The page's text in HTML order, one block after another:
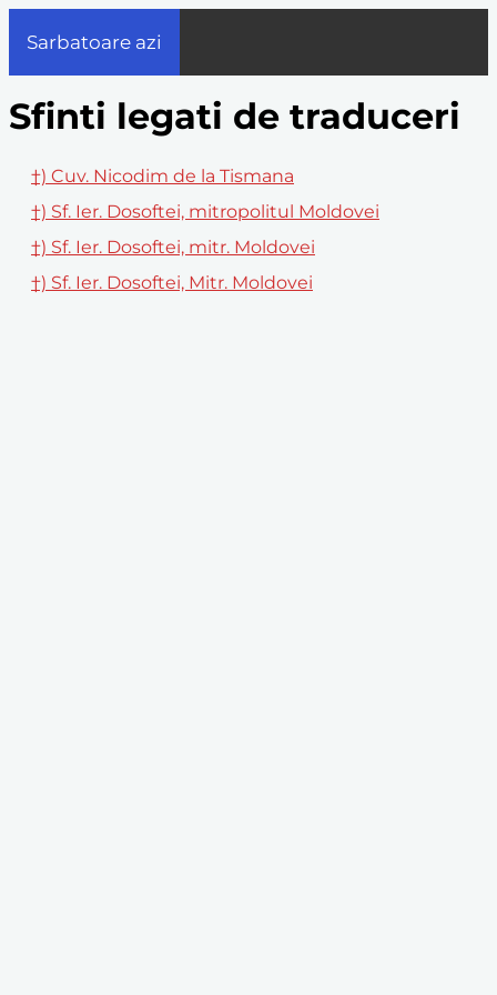
Sarbatoare azi
Sfinti legati de traduceri
†) Cuv. Nicodim de la Tismana
†) Sf. Ier. Dosoftei, mitropolitul Moldovei
†) Sf. Ier. Dosoftei, mitr. Moldovei
†) Sf. Ier. Dosoftei, Mitr. Moldovei